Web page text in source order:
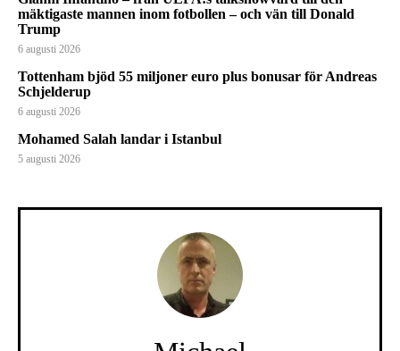
mäktigaste mannen inom fotbollen – och vän till Donald
Trump
6 augusti 2026
Tottenham bjöd 55 miljoner euro plus bonusar för Andreas
Schjelderup
6 augusti 2026
Mohamed Salah landar i Istanbul
5 augusti 2026